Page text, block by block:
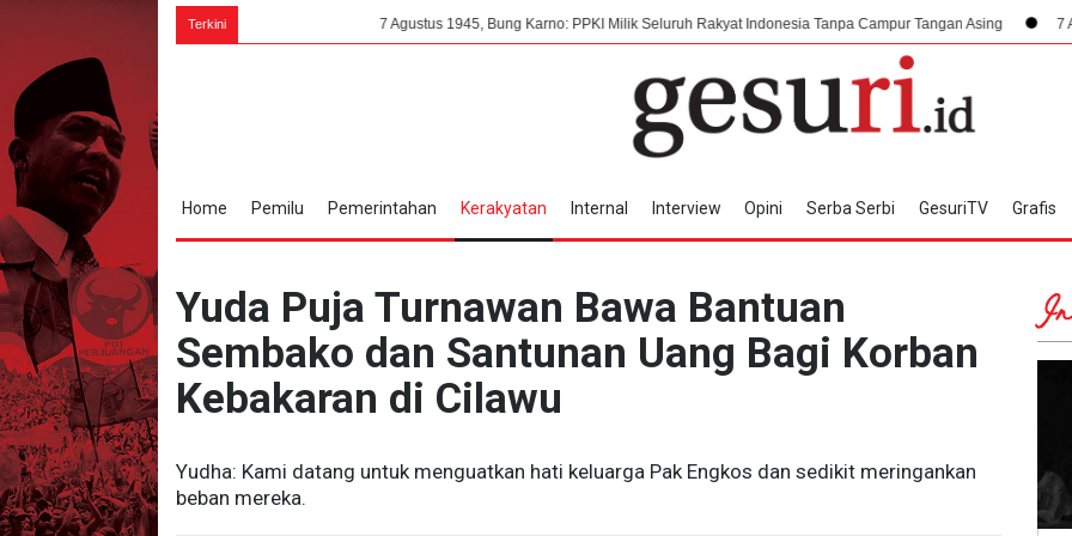
Terkini 7 Agustus 1945, Bung Karno: PPKI Milik Seluruh Rakyat Indonesia Tanpa Campur Tangan Asing 7 Agustus 1945,
Home Pemilu Pemerintahan Kerakyatan Internal Interview Opini Serba Serbi GesuriTV Grafis
Yuda Puja Turnawan Bawa Bantuan
Sembako dan Santunan Uang Bagi Korban
Kebakaran di Cilawu
Yudha: Kami datang untuk menguatkan hati keluarga Pak Engkos dan sedikit meringankan
beban mereka.